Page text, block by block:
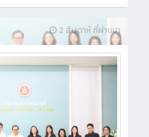
2 สัปดาห์ ที่ผ่านมา